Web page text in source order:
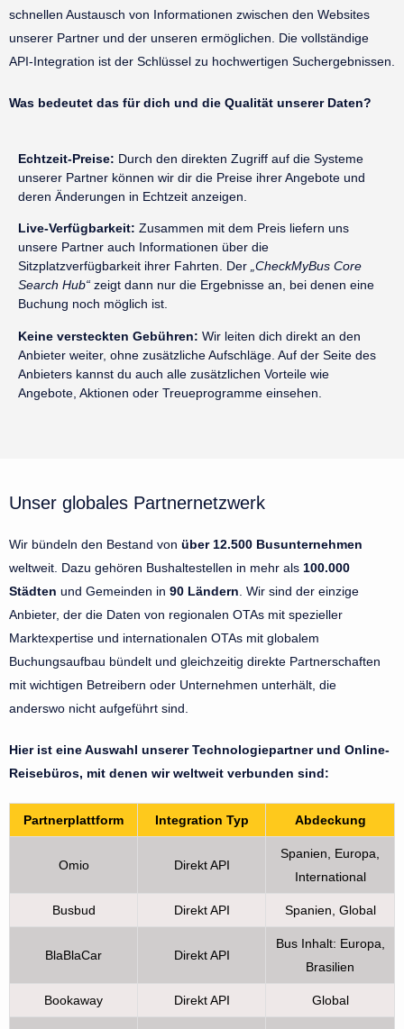
schnellen Austausch von Informationen zwischen den Websites
unserer Partner und der unseren ermöglichen. Die vollständige
API-Integration ist der Schlüssel zu hochwertigen Suchergebnissen.
Was bedeutet das für dich und die Qualität unserer Daten?
Echtzeit-Preise: Durch den direkten Zugriff auf die Systeme
unserer Partner können wir dir die Preise ihrer Angebote und
deren Änderungen in Echtzeit anzeigen.
Live-Verfügbarkeit: Zusammen mit dem Preis liefern uns
unsere Partner auch Informationen über die
Sitzplatzverfügbarkeit ihrer Fahrten. Der „CheckMyBus Core
Search Hub“ zeigt dann nur die Ergebnisse an, bei denen eine
Buchung noch möglich ist.
Keine versteckten Gebühren: Wir leiten dich direkt an den
Anbieter weiter, ohne zusätzliche Aufschläge. Auf der Seite des
Anbieters kannst du auch alle zusätzlichen Vorteile wie
Angebote, Aktionen oder Treueprogramme einsehen.
Unser globales Partnernetzwerk
Wir bündeln den Bestand von über 12.500 Busunternehmen
weltweit. Dazu gehören Bushaltestellen in mehr als 100.000
Städten und Gemeinden in 90 Ländern. Wir sind der einzige
Anbieter, der die Daten von regionalen OTAs mit spezieller
Marktexpertise und internationalen OTAs mit globalem
Buchungsaufbau bündelt und gleichzeitig direkte Partnerschaften
mit wichtigen Betreibern oder Unternehmen unterhält, die
anderswo nicht aufgeführt sind.
Hier ist eine Auswahl unserer Technologiepartner und Online-
Reisebüros, mit denen wir weltweit verbunden sind:
Partnerplattform Integration Typ Abdeckung
Omio Direkt API
Spanien, Europa,
International
Busbud Direkt API Spanien, Global
BlaBlaCar Direkt API
Bus Inhalt: Europa,
Brasilien
Bookaway Direkt API Global